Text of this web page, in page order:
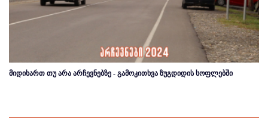
მიდიხართ თუ არა არჩევნებზე - გამოკითხვა ზუგდიდის სოფლებში